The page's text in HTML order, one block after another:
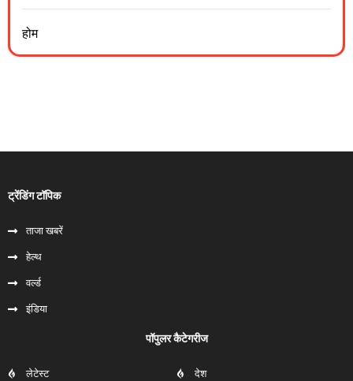
होम
ट्रेंडिंग टॉपिक
ताजा खबरें
हेल्‍थ
वर्ल्ड
इंडिया
पॉपुलर कैटेगरीज
लेटेस्ट देश